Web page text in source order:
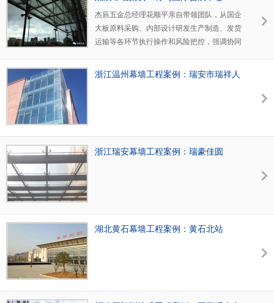
达内心，包容进退自如的豁达心境。
杰辰五金总经理花顺平亲自带领团队，从国企
大板原料采购、内部设计研发生产制造、发货
运输等各环节执行操作和风险把控，强调协同
保质保量地满足了现场施工的材料要求，在整
浙江温州幕墙工程案例：瑞安市瑞祥人
浙江瑞安幕墙工程案例：瑞豪佳圆
湖北黄石幕墙工程案例：黄石北站